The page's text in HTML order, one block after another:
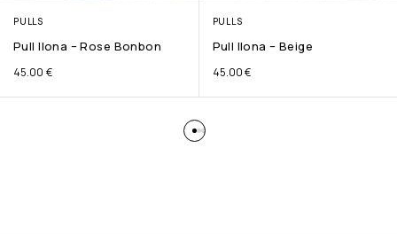
PULLS
Pull Ilona – Rose Bonbon
45.00 €
PULLS
Pull Ilona – Beige
45.00€